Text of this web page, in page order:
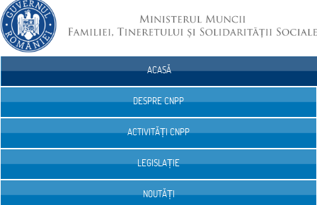
ACASĂ
DESPRE CNPP
ACTIVITĂȚI CNPP
LEGISLAȚIE
NOUTĂȚI